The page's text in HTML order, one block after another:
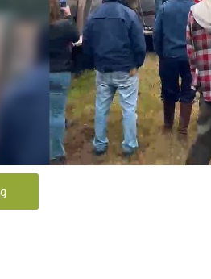
y Salud en